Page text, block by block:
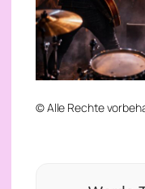
© Alle Rechte